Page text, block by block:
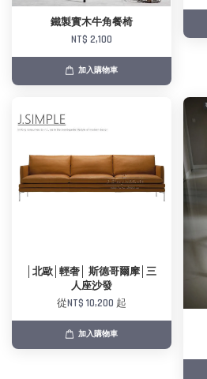
鐵製實木牛角餐椅
NT$ 2,100
加入購物車
│北歐│輕奢│ 斯德哥爾摩│三
人座沙發
從NT$ 10,200 起
加入購物車